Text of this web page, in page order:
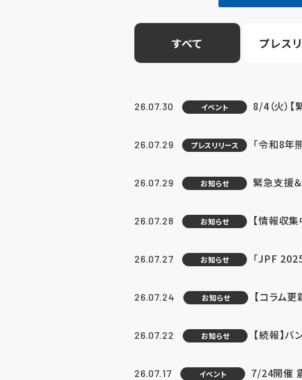
すべて プレス
26.07.30 イベント 8/4（火）
26.07.29 プレスリリース 「令和8年
26.07.29 お知らせ 緊急支援
26.07.28 お知らせ 【情報収
26.07.27 お知らせ 「JPF
26.07.24 お知らせ 【コラム
26.07.22 お知らせ 【続報】
26.07.17 イベント 7/24開催